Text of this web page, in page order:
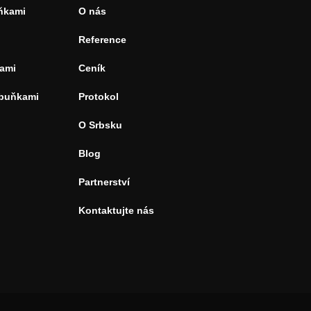
O nás
Reference
Ceník
Protokol
O Srbsku
Blog
Partnerství
Kontaktujte nás